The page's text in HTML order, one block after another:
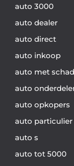
auto 3000
auto dealer
auto direct
auto inkoop
auto met
auto
auto opkopers
auto particulier
auto s
auto tot 5000